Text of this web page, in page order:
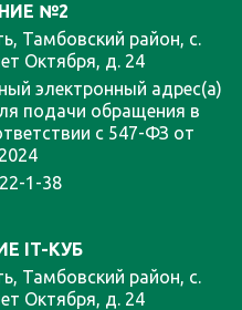
№2
Тамбовский район, с.
Октября, д. 24
электронный адрес(а)
подачи обращения в
с 547-ФЗ от
1-38
IT-КУБ
Тамбовский район, с.
Октября, д. 24